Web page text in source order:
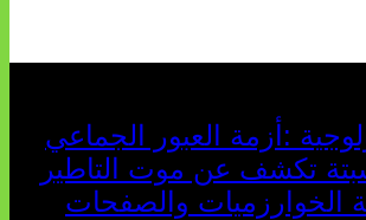
:أزمة العبور الجماعي
سبتة تكشف عن موت التاطير
الخوارزميات والصفحات